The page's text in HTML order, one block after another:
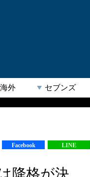
海外 セブンズ
Facebook LINE
降格が決